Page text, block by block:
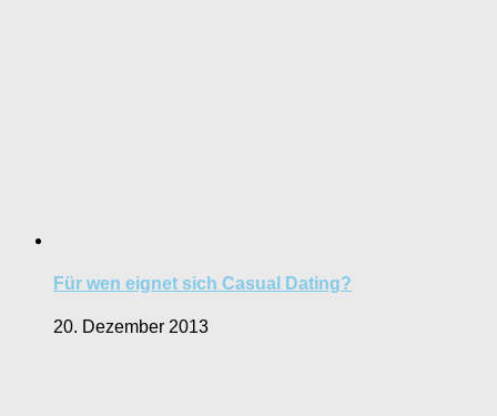
Für wen eignet sich Casual Dating?
20. Dezember 2013